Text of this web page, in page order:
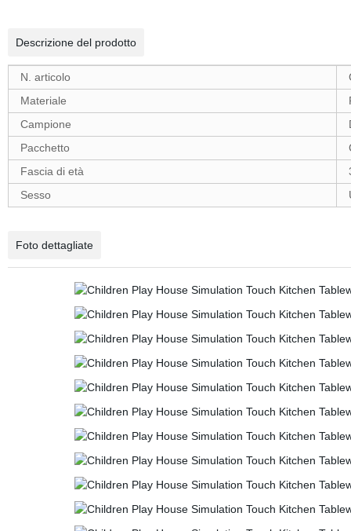
Descrizione del prodotto
N. articolo
Materiale
Campione
Pacchetto
Fascia di età
Sesso
Foto dettagliate